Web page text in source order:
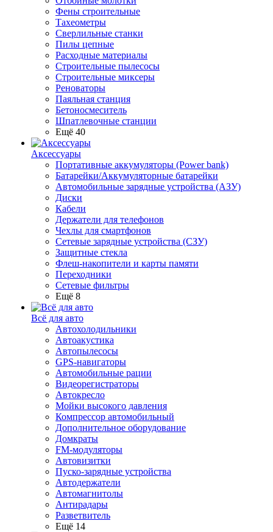
Фены строительные
Тахеометры
Сверлильные станки
Пилы цепные
Расходные материалы
Строительные пылесосы
Строительные миксеры
Реноваторы
Паяльная станция
Бетоносмеситель
Шпатлевочные станции
Ещё 40
Аксессуары
Портативные аккумуляторы (Power bank)
Батарейки/Аккумуляторные батарейки
Автомобильные зарядные устройства (АЗУ)
Диски
Кабели
Держатели для телефонов
Чехлы для смартфонов
Сетевые зарядные устройства (СЗУ)
Защитные стекла
Флеш-накопители и карты памяти
Переходники
Сетевые фильтры
Ещё 8
Всё для авто
Автохолодильники
Автоакустика
Автопылесосы
GPS-навигаторы
Автомобильные рации
Видеорегистраторы
Автокресло
Мойки высокого давления
Компрессор автомобильный
Дополнительное оборудование
Домкраты
FM-модуляторы
Автовизитки
Пуско-зарядные устройства
Автодержатели
Автомагнитолы
Антирадары
Разветвитель
Ещё 14